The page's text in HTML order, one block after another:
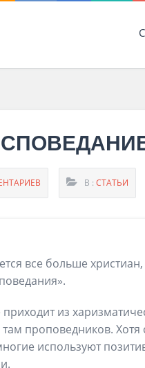
В : СТАТЬИ
все больше
из
проповедников. Хотя
используют